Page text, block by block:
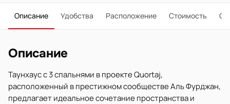
Описание Удобства Расположение Стоимость О
Описание
Таунхаус с 3 спальнями в проекте Quortaj,
расположенный в престижном сообществе Аль Фурджан,
предлагает идеальное сочетание пространства и